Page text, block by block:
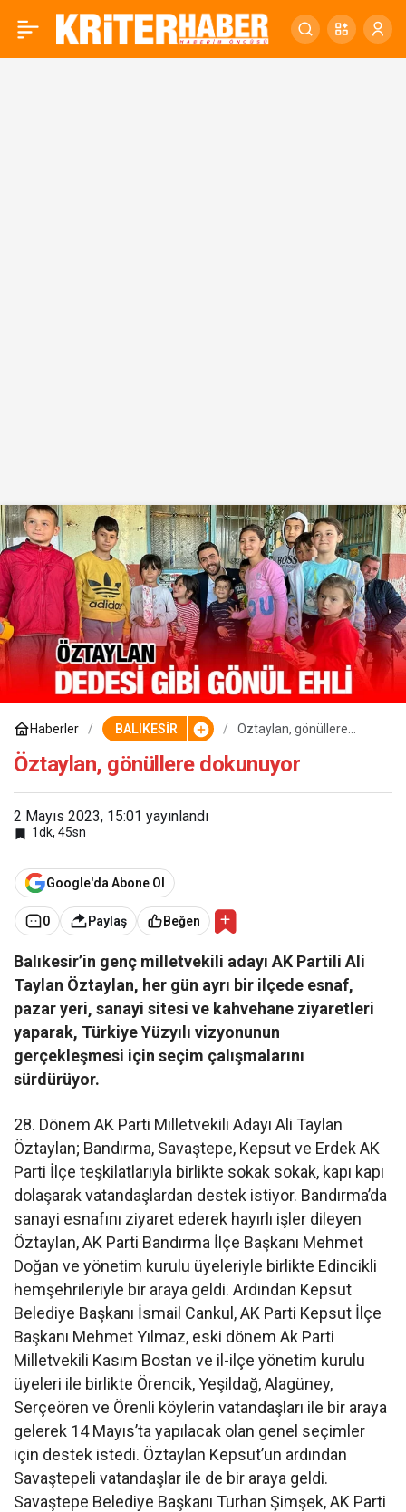
Haberler BALIKESİR
Öztaylan, gönüllere
Öztaylan, gönüllere dokunuyor
2 Mayıs 2023, 15:01 yayınlandı
1dk, 45sn
Google'da Abone Ol
0 Paylaş Beğen
Balıkesir’in genç milletvekili adayı AK Partili Ali
Taylan Öztaylan, her gün ayrı bir ilçede esnaf,
pazar yeri, sanayi sitesi ve kahvehane ziyaretleri
yaparak, Türkiye Yüzyılı vizyonunun
gerçekleşmesi için seçim çalışmalarını
sürdürüyor.
28. Dönem AK Parti Milletvekili Adayı Ali Taylan
Öztaylan; Bandırma, Savaştepe, Kepsut ve Erdek AK
Parti İlçe teşkilatlarıyla birlikte sokak sokak, kapı kapı
dolaşarak vatandaşlardan destek istiyor. Bandırma’da
sanayi esnafını ziyaret ederek hayırlı işler dileyen
Öztaylan, AK Parti Bandırma İlçe Başkanı Mehmet
Doğan ve yönetim kurulu üyeleriyle birlikte Edincikli
hemşehrileriyle bir araya geldi. Ardından Kepsut
Belediye Başkanı İsmail Cankul, AK Parti Kepsut İlçe
Başkanı Mehmet Yılmaz, eski dönem Ak Parti
Milletvekili Kasım Bostan ve il-ilçe yönetim kurulu
üyeleri ile birlikte Örencik, Yeşildağ, Alagüney,
Serçeören ve Örenli köylerin vatandaşları ile bir araya
gelerek 14 Mayıs’ta yapılacak olan genel seçimler
için destek istedi. Öztaylan Kepsut’un ardından
Savaştepeli vatandaşlar ile de bir araya geldi.
Savaştepe Belediye Başkanı Turhan Şimşek, AK Parti
Öztaylan, gönüllere 0